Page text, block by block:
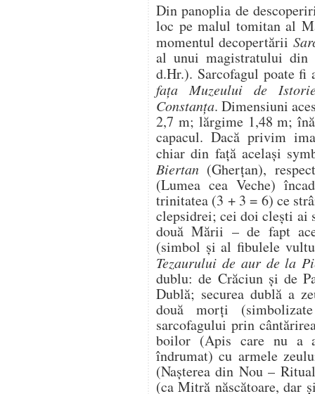
Din panoplia de
loc pe malul tomitan al
momentul decopertării
al unui magistratului din
d.Hr.). Sarcofagul poate
fața Muzeului de
Constanța. Dimensiuni
2,7 m; lărgime 1,48 m;
capacul. Dacă privim
chiar din față același
Biertan (Gherțan),
(Lumea cea Veche)
trinitatea (3 + 3 = 6) ce
clepsidrei; cei doi clești ai
două Mării – de fapt
(simbol și al fibulele
Tezaurului de aur de la
dublu: de Crăciun și de
Dublă; securea dublă a
două morți
sarcofagului prin
boilor (Apis care nu a
îndrumat) cu armele
(Nașterea din Nou –
(ca Mitră născătoare, dar